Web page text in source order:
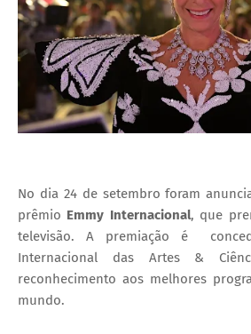
No dia 24 de setembro foram
prêmio Emmy Internacional, que
televisão. A premiação é
Internacional das Artes &
reconhecimento aos melhores
mundo.